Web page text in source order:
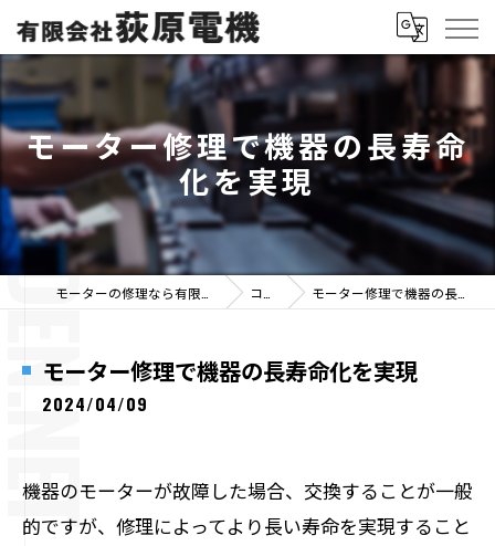
モーター修理で機器の長寿命
化を実現
コラム モーター修理で機器の長寿命化を実現
モーター修理で機器の長寿命化を実現
2024/04/09
機器のモーターが故障した場合、交換することが一般
的ですが、修理によってより長い寿命を実現すること